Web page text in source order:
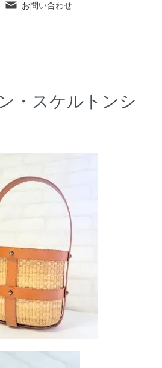
お問い合わせ
・スケルトンシ